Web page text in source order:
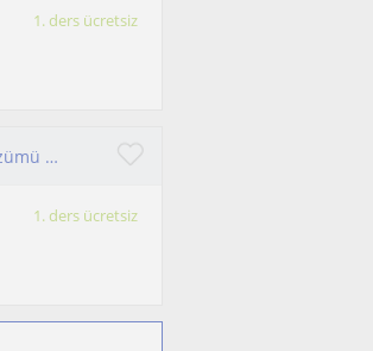
1. ders ücretsiz
Lşse öğfrencilerine konu çalışması, tyt, ayt çalışması vetilir, soru çözümü yspılır
1. ders ücretsiz